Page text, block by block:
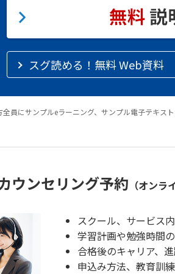
スグ読める！無料 Web資料
員にサンプルeラーニング、サンプル電子テキスト
ウンセリング予約 （オンラ
スクール、サービス
学習計画や勉強時間
合格後のキャリア、
申込み方法、教育訓